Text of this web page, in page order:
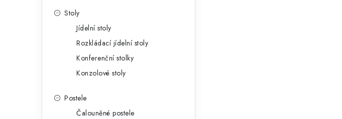
Stoly
Jídelní stoly
Rozkládací jídelní stoly
Konferenční stolky
Konzolové stoly
Postele
Čalouněné postele